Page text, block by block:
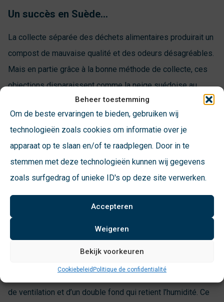
Beheer toestemming
Om de beste ervaringen te bieden, gebruiken wij
technologieën zoals cookies om informatie over je
apparaat op te slaan en/of te raadplegen. Door in te
stemmen met deze technologieën kunnen wij gegevens
zoals surfgedrag of unieke ID's op deze site verwerken.
Accepteren
Weigeren
Bekijk voorkeuren
Cookiebeleid Politique de confidentialité
Un succès en Suède…
La collecte séparée des déchets alimentaires produirait un
compost de mauvaise qualité et des odeurs désagréables.
Mais en partie grâce à la bonne méthode de collecte, ces
objections disparaissent comme la neige suédoise au
soleil. En effet, en Suède, la collecte est perçue comme
plus facile et plus propre. Une bonne information donne aux
citoyens un sentiment de satisfaction : je fais bien les
choses, c’est propre et agréable. Par exemple, mettre un
journal au fond du conteneur à bouteilles à la maison est
une astuce simple mais efficace en Suède.
Quelque chose à propos de la construction
spécifications différentes. Ils seront équipés d’un système
de ventilation et d’un double fond qui retient l’humidité. Ce